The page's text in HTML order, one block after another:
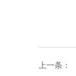
上一条：